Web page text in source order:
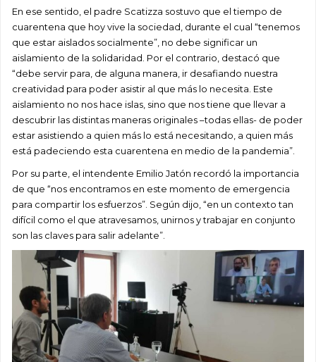
En ese sentido, el padre Scatizza sostuvo que el tiempo de
cuarentena que hoy vive la sociedad, durante el cual “tenemos
que estar aislados socialmente”, no debe significar un
aislamiento de la solidaridad. Por el contrario, destacó que
“debe servir para, de alguna manera, ir desafiando nuestra
creatividad para poder asistir al que más lo necesita. Este
aislamiento no nos hace islas, sino que nos tiene que llevar a
descubrir las distintas maneras originales –todas ellas- de poder
estar asistiendo a quien más lo está necesitando, a quien más
está padeciendo esta cuarentena en medio de la pandemia”.
Por su parte, el intendente Emilio Jatón recordó la importancia
de que “nos encontramos en este momento de emergencia
para compartir los esfuerzos”. Según dijo, “en un contexto tan
difícil como el que atravesamos, unirnos y trabajar en conjunto
son las claves para salir adelante”.